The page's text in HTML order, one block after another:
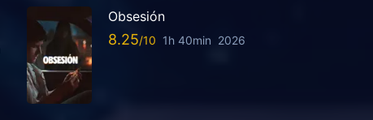
Obsesión
8.25 1h 40min 2026